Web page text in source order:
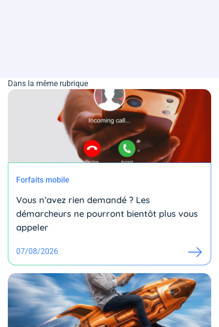
Dans la même rubrique
Forfaits mobile
Vous n’avez rien demandé ? Les
démarcheurs ne pourront bientôt plus vous
appeler
07/08/2026